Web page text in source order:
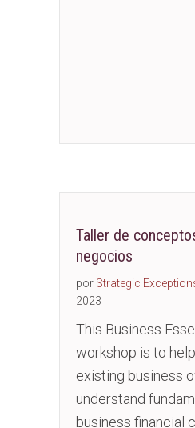
Taller de
negocios
por Strategic
2023
This Business
workshop is to
existing business
understand
business financial